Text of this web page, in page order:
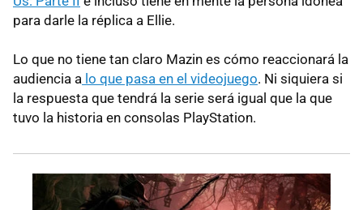
para darle la réplica a Ellie.
Lo que no tiene tan claro Mazin es cómo reaccionará la
audiencia a lo que pasa en el videojuego. Ni siquiera si
la respuesta que tendrá la serie será igual que la que
tuvo la historia en consolas PlayStation.